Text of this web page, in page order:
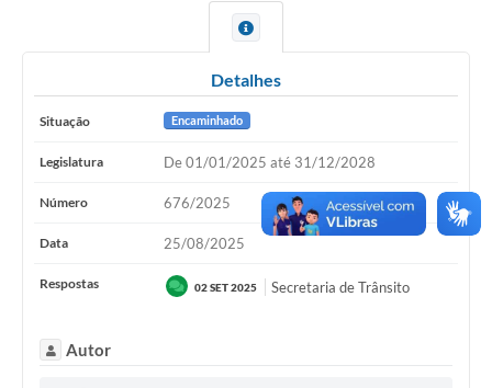
Detalhes
Situação Encaminhado
Legislatura De 01/01/2025 até 31/12/2028
Número 676/2025
Data 25/08/2025
Respostas 02 SET 2025 Secretaria de Trânsito
Autor